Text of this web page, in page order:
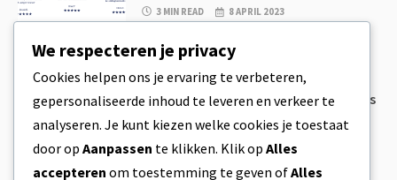
3 MIN READ 8 APRIL 2023
CBD Koekjesdeeg & Ongelooflijk
Simpele CBD Edibles Die Je Zelf Thuis
8 APRIL 2023
We respecteren je privacy
Cookies helpen ons je ervaring te verbeteren,
gepersonaliseerde inhoud te leveren en verkeer te
analyseren. Je kunt kiezen welke cookies je toestaat
door op Aanpassen te klikken. Klik op Alles
accepteren om toestemming te geven ofAlles